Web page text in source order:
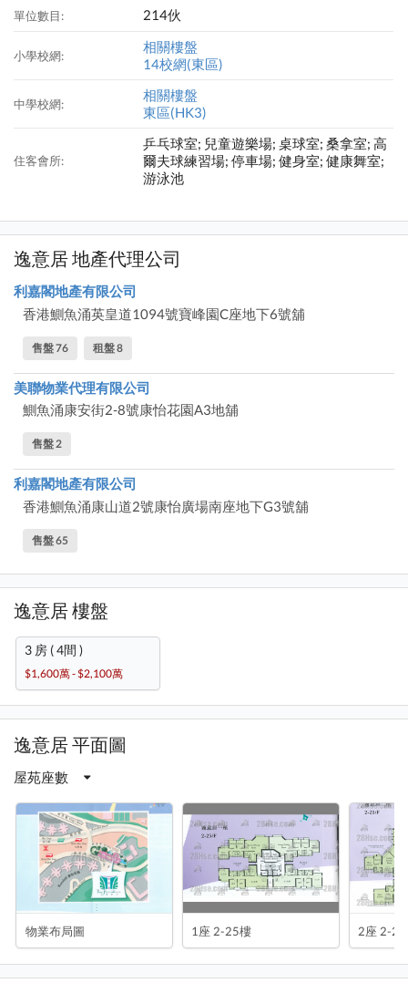
單位數目: 214伙
小學校網:
相關樓盤
14校網(東區)
中學校網:
相關樓盤
東區(HK3)
住客會所:
乒乓球室; 兒童遊樂場; 桌球室; 桑拿室; 高
爾夫球練習場; 停車場; 健身室; 健康舞室;
游泳池
逸意居 地產代理公司
利嘉閣地產有限公司
香港鰂魚涌英皇道1094號寶峰園C座地下6號舖
售盤 76 租盤 8
美聯物業代理有限公司
鰂魚涌康安街2-8號康怡花園A3地舖
售盤 2
利嘉閣地產有限公司
香港鰂魚涌康山道2號康怡廣場南座地下G3號舖
售盤 65
逸意居 樓盤
3 房 ( 4間 )
$1,600萬 - $2,100萬
逸意居 平面圖
屋苑座數
物業布局圖 1座 2-25樓 2座 2-